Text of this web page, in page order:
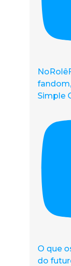
Simple
O que
do